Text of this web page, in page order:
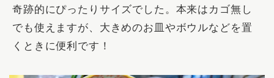
奇跡的にぴったりサイズでした。本来はカゴ無し
でも使えますが、大きめのお皿やボウルなどを置
くときに便利です！